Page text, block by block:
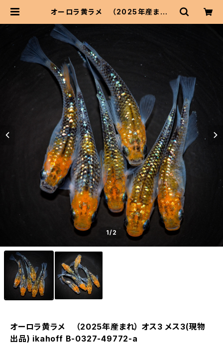
オーロラ黄ラメ （2025年産まれ）
0327-49772-a | 伊香保フィッシュ
ファームBASEショップ
1/2
オーロラ黄ラメ （2025年産まれ） オス3 メス3(現物
出品) ikahoff B-0327-49772-a